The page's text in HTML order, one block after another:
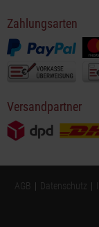
Zahlungsarten
Versandpartner
AGB Datenschutz